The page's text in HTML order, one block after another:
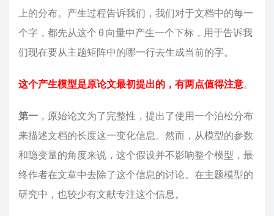
上的分布。产生过程告诉我们，我们对于文档中的每一
个字，都先从这个 θ 向量中产生一个下标，用于告诉我
们现在要从主题矩阵中的哪一行去生成当前的字。
这个产生模型是原论文最初提出的，有两点值得注意。
第一 ，原始论文为了完整性，提出了使用一个泊松分布
来描述文档的长度这一变化信息。然而，从模型的参数
和隐变量的角度来说，这个假设并不影响整个模型，最
终作者在文章中去除了这个信息的讨论。在主题模型的
研究中，也较少有文献专注这个信息。